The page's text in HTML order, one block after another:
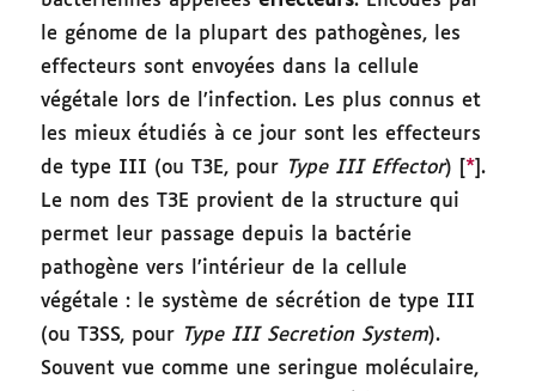
le génome de la plupart des pathogènes, les
effecteurs sont envoyées dans la cellule
végétale lors de l’infection. Les plus connus et
les mieux étudiés à ce jour sont les effecteurs
de type III (ou T3E, pour Type III Effector) [ * ].
Le nom des T3E provient de la structure qui
permet leur passage depuis la bactérie
pathogène vers l’intérieur de la cellule
végétale : le système de sécrétion de type III
(ou T3SS, pour Type III Secretion System).
Souvent vue comme une seringue moléculaire,